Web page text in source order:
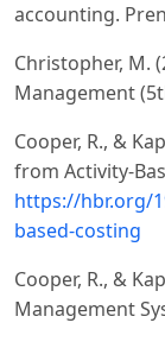
accounting.
Christopher, M.
Management
Cooper, R., &
from Activity-
https://hbr.org/
based-costing
Cooper, R., &
Management